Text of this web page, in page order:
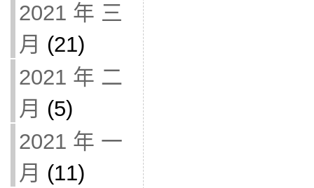
2021 年 三
月 (21)
2021 年 二
月 (5)
2021 年 一
月 (11)